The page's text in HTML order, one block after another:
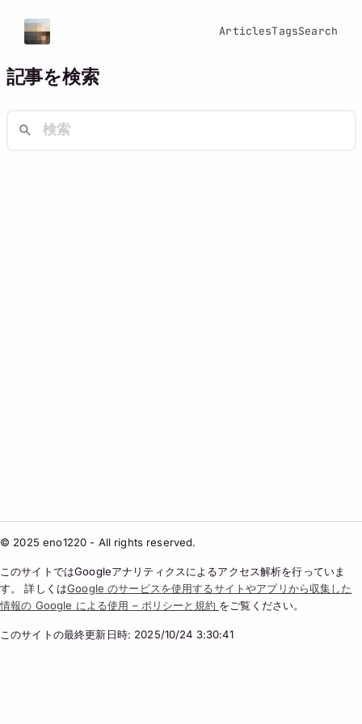
ArticlesTagsSearch
記事を検索
© 2025 eno1220 - All rights reserved.
このサイトではGoogleアナリティクスによるアクセス解析を行っていま
す。 詳しくはGoogle のサービスを使用するサイトやアプリから収集した
情報の Google による使用 – ポリシーと規約 をご覧ください。
このサイトの最終更新日時: 2025/10/24 3:30:41